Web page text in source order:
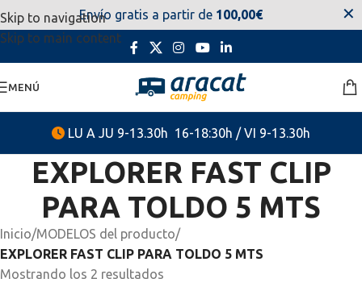
Skip to navigation
Skip to main content
estaremos disponibles. Disculpen las molestias.
MENÚ
LU A JU 9-13.30h 16-18:30h / VI 9-13.30h
EXPLORER FAST CLIP
PARA TOLDO 5 MTS
Inicio/MODELOS del producto/
EXPLORER FAST CLIP PARA TOLDO 5 MTS
Mostrando los 2 resultados
Envío gratis a partir de 100,00€ ✕